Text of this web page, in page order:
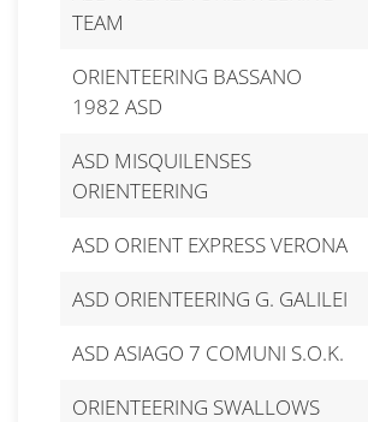
TEAM
ORIENTEERING BASSANO
1982 ASD
ASD MISQUILENSES
ORIENTEERING
ASD ORIENT EXPRESS VERONA
ASD ORIENTEERING G. GALILEI
ASD ASIAGO 7 COMUNI S.O.K.
ORIENTEERING SWALLOWS